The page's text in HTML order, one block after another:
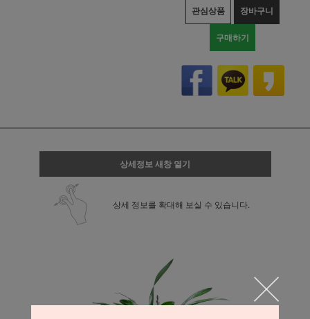
관심상품 장바구니
구매하기
상세정보 새창 열기
상세 정보를 확대해 보실 수 있습니다.